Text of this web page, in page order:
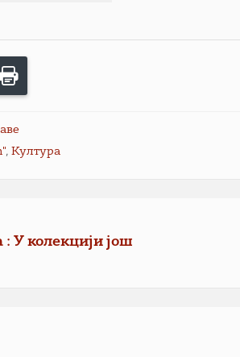
,Култура
У колекцији још